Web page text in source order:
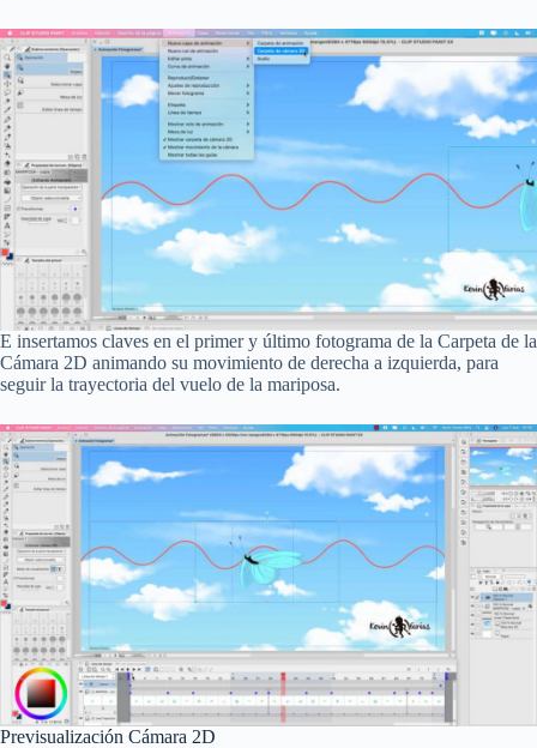
E insertamos claves en el primer y último fotograma de la Carpeta de la
Cámara 2D animando su movimiento de derecha a izquierda, para
seguir la trayectoria del vuelo de la mariposa.
Previsualización Cámara 2D